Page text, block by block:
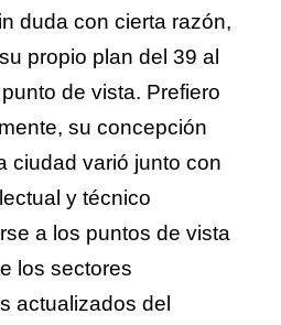
duda con cierta razón,
propio plan del 39 al
de vista. Prefiero
su concepción
ciudad varió junto con
y técnico
a los puntos de vista
los sectores
actualizados del